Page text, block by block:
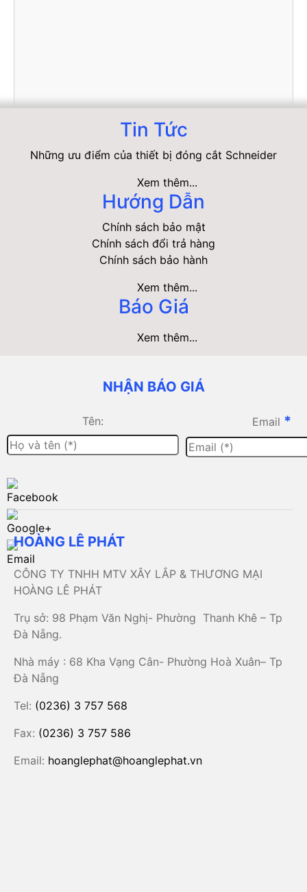
Tin Tức
Những ưu điểm của thiết bị đóng cắt Schneider
Xem thêm...
Hướng Dẫn
Chính sách bảo mật
Chính sách đổi trả hàng
Chính sách bảo hành
Xem thêm...
Báo Giá
Xem thêm...
NHẬN BÁO GIÁ
Tên: Email *
HOÀNG LÊ PHÁT
CÔNG TY TNHH MTV XÂY LẮP & THƯƠNG MẠI
HOÀNG LÊ PHÁT
Trụ sở: 98 Phạm Văn Nghị- Phường Thanh Khê – Tp
Đà Nẵng.
Nhà máy : 68 Kha Vạng Cân- Phường Hoà Xuân– Tp
Đà Nẵng
Tel: (0236) 3 757 568
Fax: (0236) 3 757 586
Email: hoanglephat@hoanglephat.vn